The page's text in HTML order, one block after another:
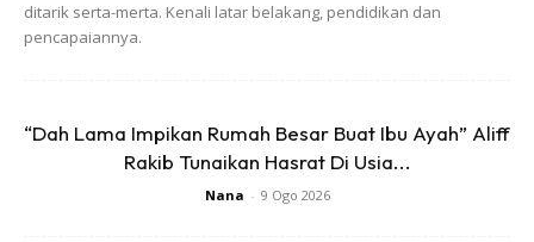
ditarik serta-merta. Kenali latar belakang, pendidikan dan
pencapaiannya.
“Dah Lama Impikan Rumah Besar Buat Ibu Ayah” Aliff
Rakib Tunaikan Hasrat Di Usia...
Nana - 9 Ogo 2026